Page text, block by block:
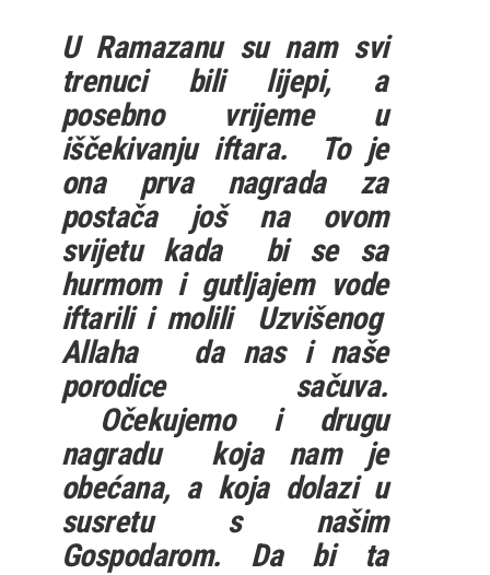
U Ramazanu su nam svi
trenuci bili lijepi, a
posebno vrijeme u
iščekivanju iftara. To je
ona prva nagrada za
postača još na ovom
svijetu kada bi se sa
hurmom i gutljajem vode
iftarili i molili Uzvišenog
Allaha da nas i naše
porodice sačuva.
Očekujemo i drugu
nagradu koja nam je
obećana, a koja dolazi u
susretu s našim
Gospodarom. Da bi ta